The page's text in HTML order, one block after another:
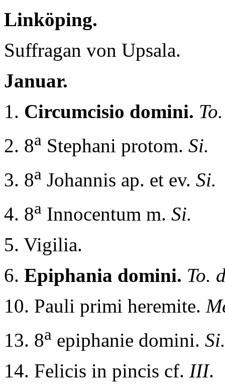
Linköping.
Suffragan von Upsala.
Januar.
1. Circumcisio domini.
2. 8a Stephani protom. Si.
3. 8a Johannis ap. et ev. Si.
4. 8a Innocentum m. Si.
5. Vigilia.
6. Epiphania domini. To.
10. Pauli primi heremite.
13. 8a epiphanie domini.
14. Felicis in pincis cf. III.